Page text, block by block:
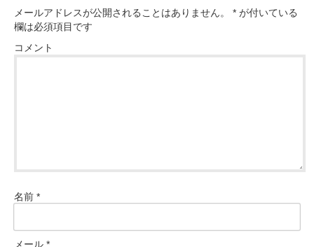
メールアドレスが公開されることはありません。 * が付いている
欄は必須項目です
コメント
名前 *
メール *